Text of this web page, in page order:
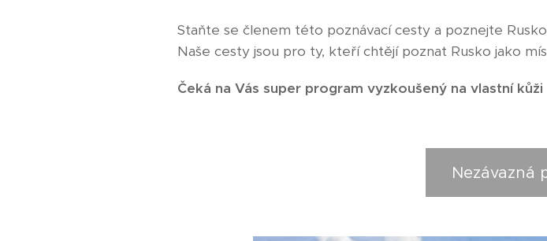
Staňte se členem této poznávací cesty a poznejte
Naše cesty jsou pro ty, kteří chtějí poznat Rusko jako
Čeká na Vás super program vyzkoušený na vlastní kůži
Nezávazná